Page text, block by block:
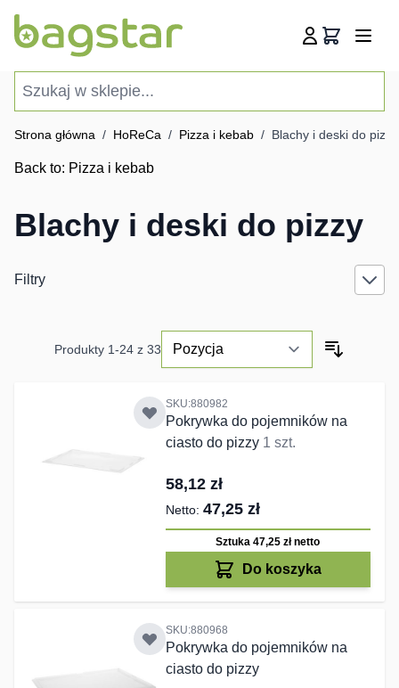
Koszyk
Strona główna / HoReCa / Pizza i kebab / Blachy i deski do pizzy
Back to: Pizza i kebab
Blachy i deski do pizzy
Filtry
Produkty 1-24 z 33
SKU:880982
Pokrywka do pojemników na
ciasto do pizzy 1 szt.
58,12 zł
47,25 zł
Sztuka 47,25 złnetto
Do koszyka
SKU:880968
Pokrywka do pojemników na
ciasto do pizzy